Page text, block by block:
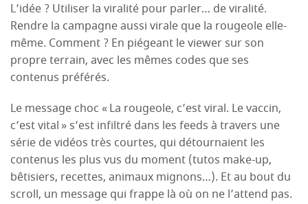
L’idée ? Utiliser la viralité pour parler… de viralité.
Rendre la campagne aussi virale que la rougeole elle-
même. Comment ? En piégeant le viewer sur son
propre terrain, avec les mêmes codes que ses
contenus préférés.
Le message choc « La rougeole, c’est viral. Le vaccin,
c’est vital » s’est infiltré dans les feeds à travers une
série de vidéos très courtes, qui détournaient les
contenus les plus vus du moment (tutos make-up,
bêtisiers, recettes, animaux mignons…). Et au bout du
scroll, un message qui frappe là où on ne l’attend pas.